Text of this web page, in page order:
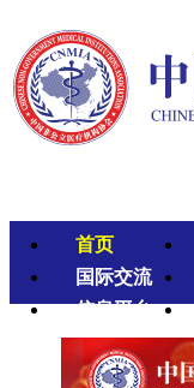
首页
国际交流
信息平台